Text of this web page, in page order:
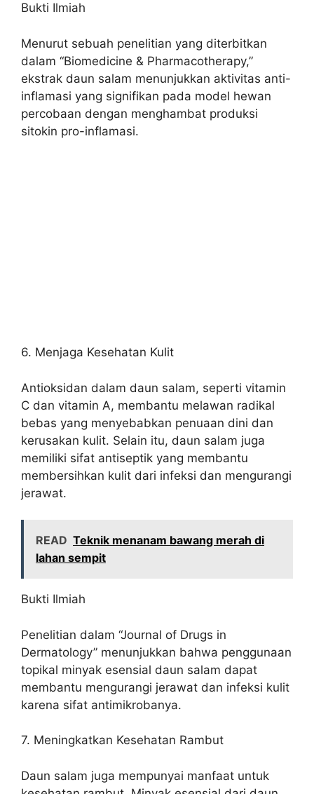
Bukti Ilmiah
Menurut sebuah penelitian yang diterbitkan
dalam “Biomedicine & Pharmacotherapy,”
ekstrak daun salam menunjukkan aktivitas anti-
inflamasi yang signifikan pada model hewan
percobaan dengan menghambat produksi
sitokin pro-inflamasi.
6. Menjaga Kesehatan Kulit
Antioksidan dalam daun salam, seperti vitamin
C dan vitamin A, membantu melawan radikal
bebas yang menyebabkan penuaan dini dan
kerusakan kulit. Selain itu, daun salam juga
memiliki sifat antiseptik yang membantu
membersihkan kulit dari infeksi dan mengurangi
jerawat.
READ Teknik menanam bawang merah di
lahan sempit
Bukti Ilmiah
Penelitian dalam “Journal of Drugs in
Dermatology” menunjukkan bahwa penggunaan
topikal minyak esensial daun salam dapat
membantu mengurangi jerawat dan infeksi kulit
karena sifat antimikrobanya.
7. Meningkatkan Kesehatan Rambut
Daun salam juga mempunyai manfaat untuk